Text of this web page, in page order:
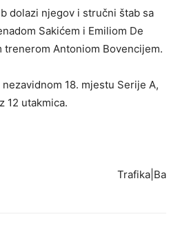
dolazi njegov i stručni štab sa
Sakićem i Emiliom De
trenerom Antoniom Bovencijem.
18. mjestu Serije A,
12 utakmica.
Trafika|Ba